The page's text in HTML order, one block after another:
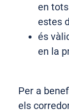
en
estes
és
en la
Per a
els